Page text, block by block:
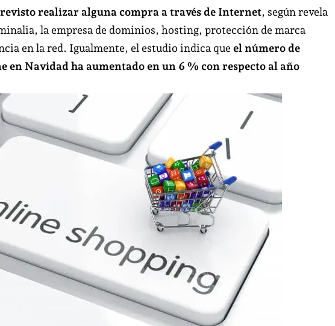
de
cada
10
comprarán
sus
de
Navidad
realizar alguna compra a través de Internet, según revela
la empresa de dominios, hosting, protección de marca
en la red. Igualmente, el estudio indica que el número de
en Navidad ha aumentado en un 6 % con respecto al año